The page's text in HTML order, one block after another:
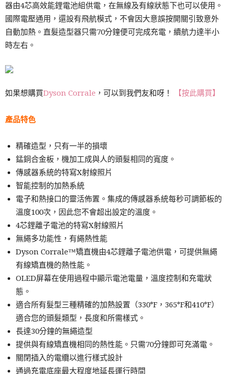
器由4芯高效能鋰電池組供電，在無線及有線狀態下也可以使用。
國際電壓通用，還設有飛航模式，不會因大意誤按開關引致意外
自動加熱。直髮造型器只需70分鐘便可完成充電，續航力達半小
時左右。
如果想購買Dyson Corrale ，可以到我們友和呀！ 【按此購買】
產品特色
精確造型，只有一半的損壞
錳銅合金板，機加工成與人的頭髮相同的寬度。
傳感器系統的特寫X射線照片
智能控制的加熱系統
電子和熱接口的靈活佈置。集成的傳感器系統每秒可調節板的
溫度100次，因此您不會超出設定的溫度。
4芯鋰離子電池的特寫X射線照片
無繩多功能性，有繩熱性能
Dyson Corrale™矯直機由4芯鋰離子電池供電，可提供無繩
有線矯直機的熱性能。
OLED屏幕在使用過程中顯示電池電量，溫度控制和充電狀
態。
適合所有髮型三種精確的加熱設置（330°F，365°F和410°F）
適合您的頭髮類型，長度和所需樣式。
長達30分鐘的無繩造型
提供與有線矯直機相同的熱性能。只需70分鐘即可充滿電。
關閉插入的電纜以進行樣式設計
通過充電底座最大程度地延長運行時間